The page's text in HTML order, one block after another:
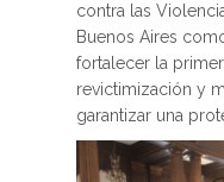
contra las
Buenos Aires
fortalecer la
revictimización y
garantizar una